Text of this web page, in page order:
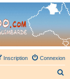
Connexion
Inscription